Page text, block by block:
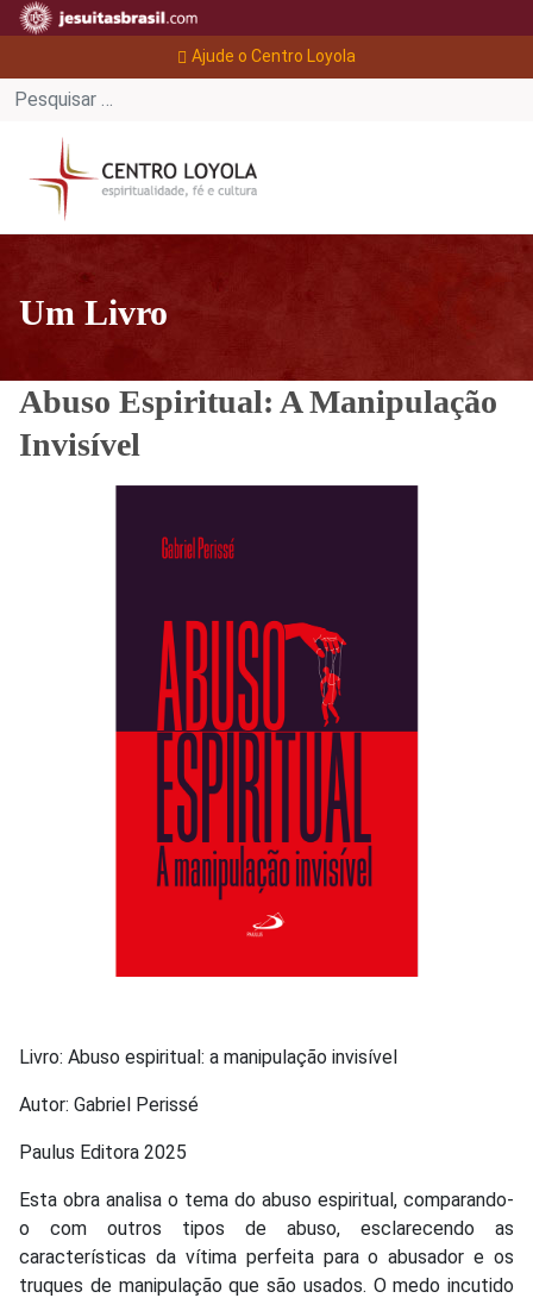
Ajude o Centro Loyola
Um Livro
Abuso Espiritual: A Manipulação
Invisível
Livro: Abuso espiritual: a manipulação invisível
Autor: Gabriel Perissé
Paulus Editora 2025
Esta obra analisa o tema do abuso espiritual, comparando-
o com outros tipos de abuso, esclarecendo as
características da vítima perfeita para o abusador e os
truques de manipulação que são usados. O medo incutido